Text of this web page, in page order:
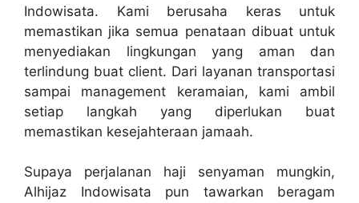
Indowisata. Kami berusaha keras untuk
memastikan jika semua penataan dibuat untuk
menyediakan lingkungan yang aman dan
terlindung buat client. Dari layanan transportasi
sampai management keramaian, kami ambil
setiap langkah yang diperlukan buat
memastikan kesejahteraan jamaah.
Supaya perjalanan haji senyaman mungkin,
Alhijaz Indowisata pun tawarkan beragam